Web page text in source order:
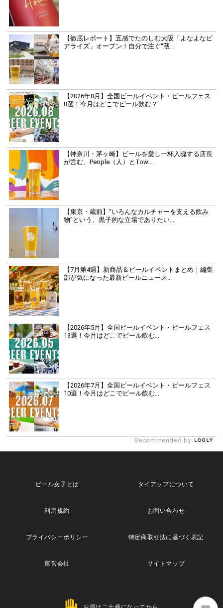
【徹底レポート】五感でたのしむ大阪「よなよなビ
アライズ」オープン！自分で注ぐ“蔵...
【2026年8月】全国ビールイベント・ビールフェス
8選！今月はどこでビール飲む？
【神奈川・茅ヶ崎】ビールを愛し一杯入魂する店長
が営む、People（人）とTow...
【東京・蔵前】“いろんなカルチャーを支える飲み
物”という、黒子的な立場でありたい...
【7月第4週】新商品＆ビールイベントまとめ｜編集
部が気になった最新ビールニュース...
【2026年5月】全国ビールイベント・ビールフェス
13選！今月はどこでビール飲む...
【2026年7月】全国ビールイベント・ビールフェス
10選！今月はどこでビール飲む...
Recommended by
ビール女子とは タイアップについて
利用規約 お問い合わせ
プライバシーポリシー 特定商取引法に基づく表記
運営会社 サイトマップ